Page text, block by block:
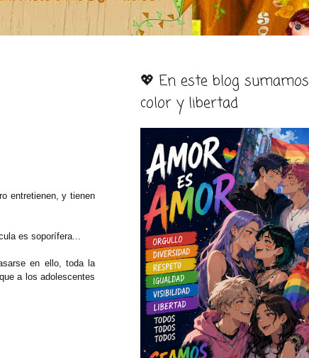
entretienen, y tienen
es soporífera...
en ello, toda la
a los adolescentes
💖 En este blog sumamos
color y libertad